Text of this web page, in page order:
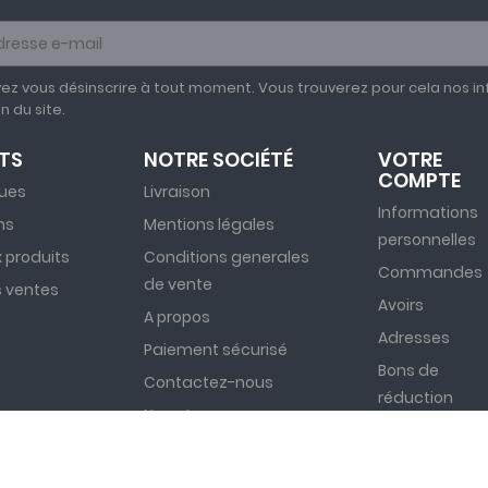
vous désinscrire à tout moment. Vous trouverez pour cela nos
du site.
produits
ventes
NOTRE SOCIÉTÉ
Livraison
Mentions légales
Conditions generales
de vente
A propos
Paiement sécurisé
Contactez-nous
Nous trouver
VOTRE
COMPTE
Informations
personnelles
Commandes
Avoirs
Adresses
Bons de
réduction